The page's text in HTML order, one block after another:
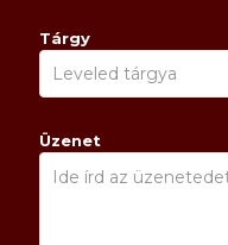
Tárgy
Üzenet